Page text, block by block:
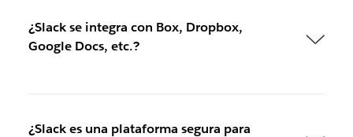
¿Slack se integra con Box, Dropbox,
Google Docs, etc.?
¿Slack es una plataforma segura para